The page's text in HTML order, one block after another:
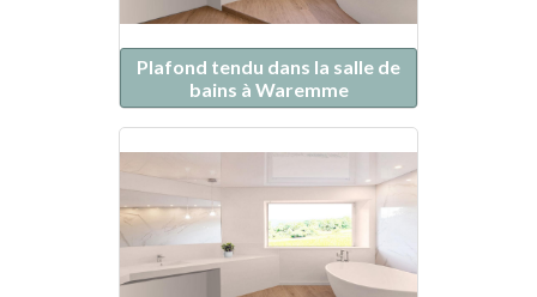
Plafond tendu dans la salle de
bains à Waremme